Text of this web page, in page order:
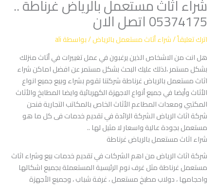
شراء اثاث مستعمل بالرياض غرناطة ..
05374175 اتصل الان
اترك تعليقاً/شراء أثاث مستعمل بالرياض/ بواسطةali
هل انت من الاشخاص الذين يرغبون في عمل تغييرات في أثاث منزلك
بشكل مستمر ،لذلك عليك البحث بشكل مستمر عن افضل اماكن شراء
اثاث مستعمل بالرياض غرناطة شركتنا تقوم بشراء وبيع جميع انواع
الأثاث وأيضا في جميع أنواع الاجهزة الكهربائية وايضا المطابخ والأثاث
المكتبي ومعدات المطاعم الأثاث الخاص بالمكاتب التجارية فنحن
شركة اثاث الرياض الشركة الرائدة في تقديم خدمات فى كل ما هو
مستعمل بجودة عالية واسعار لا مثيل لها ..
شراء اثاث مستعمل بالرياض غرناطة
شركة اثاث الرياض من اهم الشركات في تقديم خدمات بيع وشراء اثاث
مستعمل غرناطة مثل غرف نوم الرئيسية المستعملة بجميع اشكالها
واحجامها ، دولاب مطبخ مستعمل ، غرفة شباب ، وجميع الأجهزة